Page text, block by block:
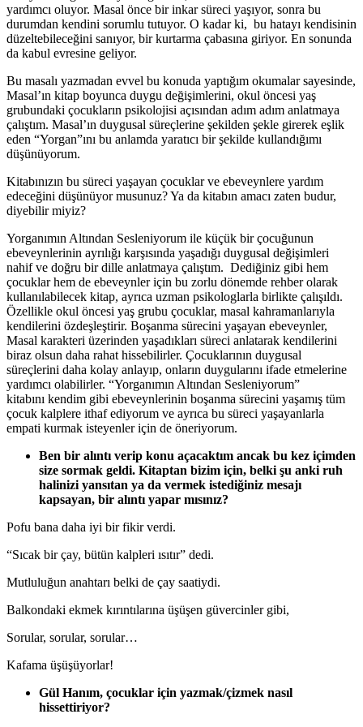
yardımcı oluyor. Masal önce bir inkar süreci yaşıyor, sonra bu
durumdan kendini sorumlu tutuyor. O kadar ki, bu hatayı kendisinin
düzeltebileceğini sanıyor, bir kurtarma çabasına giriyor. En sonunda
da kabul evresine geliyor.
Bu masalı yazmadan evvel bu konuda yaptığım okumalar sayesinde,
Masal’ın kitap boyunca duygu değişimlerini, okul öncesi yaş
grubundaki çocukların psikolojisi açısından adım adım anlatmaya
çalıştım. Masal’ın duygusal süreçlerine şekilden şekle girerek eşlik
eden “Yorgan”ını bu anlamda yaratıcı bir şekilde kullandığımı
düşünüyorum.
Kitabınızın bu süreci yaşayan çocuklar ve ebeveynlere yardım
edeceğini düşünüyor musunuz? Ya da kitabın amacı zaten budur,
diyebilir miyiz?
Yorganımın Altından Sesleniyorum ile küçük bir çocuğunun
ebeveynlerinin ayrılığı karşısında yaşadığı duygusal değişimleri
nahif ve doğru bir dille anlatmaya çalıştım. Dediğiniz gibi hem
çocuklar hem de ebeveynler için bu zorlu dönemde rehber olarak
kullanılabilecek kitap, ayrıca uzman psikologlarla birlikte çalışıldı.
Özellikle okul öncesi yaş grubu çocuklar, masal kahramanlarıyla
kendilerini özdeşleştirir. Boşanma sürecini yaşayan ebeveynler,
Masal karakteri üzerinden yaşadıkları süreci anlatarak kendilerini
biraz olsun daha rahat hissebilirler. Çocuklarının duygusal
süreçlerini daha kolay anlayıp, onların duygularını ifade etmelerine
yardımcı olabilirler. “Yorganımın Altından Sesleniyorum”
kitabını kendim gibi ebeveynlerinin boşanma sürecini yaşamış tüm
çocuk kalplere ithaf ediyorum ve ayrıca bu süreci yaşayanlarla
empati kurmak isteyenler için de öneriyorum.
Ben bir alıntı verip konu açacaktım ancak bu kez içimden
size sormak geldi. Kitaptan bizim için, belki şu anki ruh
halinizi yansıtan ya da vermek istediğiniz mesajı
kapsayan, bir alıntı yapar mısınız?
Pofu bana daha iyi bir fikir verdi.
“Sıcak bir çay, bütün kalpleri ısıtır” dedi.
Mutluluğun anahtarı belki de çay saatiydi.
Balkondaki ekmek kırıntılarına üşüşen güvercinler gibi,
Sorular, sorular, sorular…
Kafama üşüşüyorlar!
Gül Hanım, çocuklar için yazmak/çizmek nasıl
hissettiriyor?